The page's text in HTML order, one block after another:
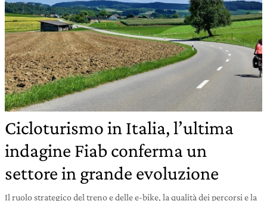
Cicloturismo in Italia, l’ultima
indagine Fiab conferma un
settore in grande evoluzione
Il ruolo strategico del treno e delle e-bike, la qualità dei percorsi e la